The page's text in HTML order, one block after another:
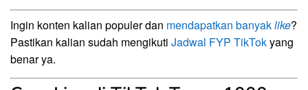
Ingin konten kalian populer dan mendapatkan banyaklike?
Pastikan kalian sudah mengikuti Jadwal FYP TikTokyang
benar ya.